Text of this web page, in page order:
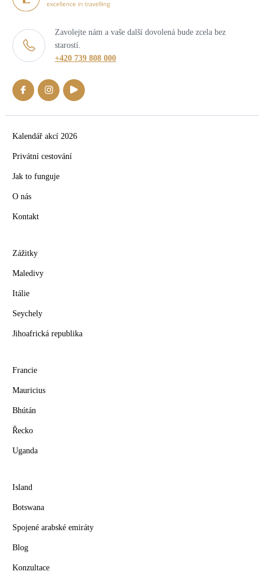
Zavolejte nám a vaše další dovolená bude zcela bez
starostí.
+420 739 808 000
Kalendář akcí 2026
Privátní cestování
Jak to funguje
O nás
Kontakt
Zážitky
Maledivy
Itálie
Seychely
Jihoafrická republika
Francie
Mauricius
Bhútán
Řecko
Uganda
Island
Botswana
Spojené arabské emiráty
Blog
Konzultace